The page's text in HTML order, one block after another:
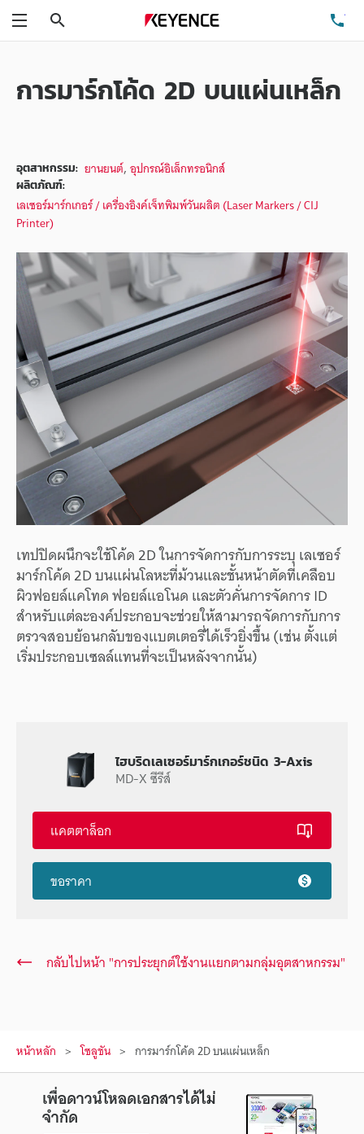
การมาร์กโค้ด 2D บนแผ่นเหล็ก
อุตสาหกรรม: ยานยนต์, อุปกรณ์อิเล็กทรอนิกส์
ผลิตภัณฑ์:
เลเซอร์มาร์กเกอร์ / เครื่องอิงค์เจ็ทพิมพ์วันผลิต (Laser Markers / CIJ
Printer)
เทปปิดผนึกจะใช้โค้ด 2D ในการจัดการกับการระบุ เลเซอร์
มาร์กโค้ด 2D บนแผ่นโลหะที่ม้วนและชั้นหน้าตัดที่เคลือบ
ผิวฟอยล์แคโทด ฟอยล์แอโนด และตัวคั่นการจัดการ ID
สำหรับแต่ละองค์ประกอบจะช่วยให้สามารถจัดการกับการ
ตรวจสอบย้อนกลับของแบตเตอรี่ได้เร็วยิ่งขึ้น (เช่น ตั้งแต่
เริ่มประกอบเซลล์แทนที่จะเป็นหลังจากนั้น)
ไฮบริดเลเซอร์มาร์กเกอร์ชนิด 3-Axis
MD-X ซีรีส์
แคตตาล็อก
ขอราคา
กลับไปหน้า "การประยุกต์ใช้งานแยกตามกลุ่มอุตสาหกรรม"
หน้าหลัก โซลูชัน การมาร์กโค้ด 2D บนแผ่นเหล็ก
เพื่อดาวน์โหลดเอกสารได้ไม่
จำกัด